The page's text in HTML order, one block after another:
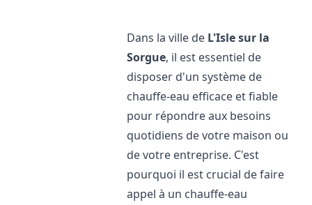
Dans la ville de L'Isle sur la
Sorgue, il est essentiel de
disposer d'un système de
chauffe-eau efficace et fiable
pour répondre aux besoins
quotidiens de votre maison ou
de votre entreprise. C'est
pourquoi il est crucial de faire
appel à un chauffe-eau